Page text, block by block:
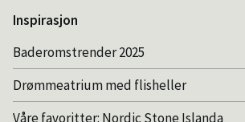
Inspirasjon
Baderomstrender 2025
Drømmeatrium med flisheller
Våre favoritter: Nordic Stone Islanda